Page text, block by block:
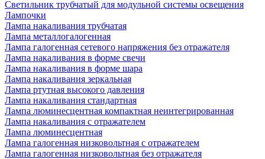
Светильник трубчатый для модульной системы освещения
Лампочки
Лампа накаливания трубчатая
Лампа металлогалогенная
Лампа галогенная сетевого напряжения без отражателя
Лампа накаливания в форме свечи
Лампа накаливания в форме шара
Лампа накаливания зеркальная
Лампа ртутная высокого давления
Лампа накаливания стандартная
Лампа люминесцентная компактная неинтегрированная
Лампа накаливания с отражателем
Лампа люминесцентная
Лампа галогенная низковольтная с отражателем
Лампа галогенная низковольтная без отражателя